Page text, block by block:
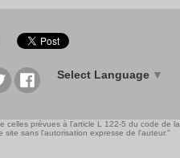
Select Language ▼
celles prévues à l'article L 122-5 du code de la
sans l'autorisation expresse de l'auteur."